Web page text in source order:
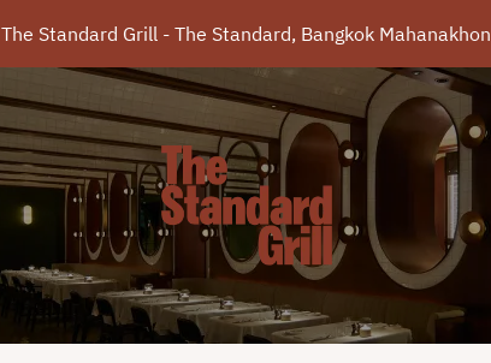
The Standard Grill - The Standard, Bangkok Mahanakhon